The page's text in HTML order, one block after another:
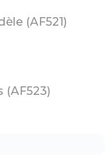
(AF521)
(AF523)